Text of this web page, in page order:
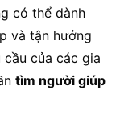
có thể dành
và tận hưởng
của các gia
tìm người giúp